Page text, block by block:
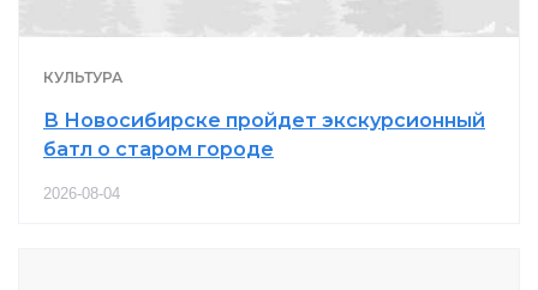
КУЛЬТУРА
В Новосибирске пройдет экскурсионный
батл о старом городе
2026-08-04